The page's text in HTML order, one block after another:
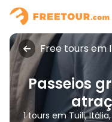
Free tours em
Passeios
1 tours em Tuili,